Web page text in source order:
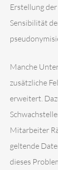
Erstellung
Sensibilität
Manche
zusätzliche
erweitert.
Mitarbeiter
geltende
dieses